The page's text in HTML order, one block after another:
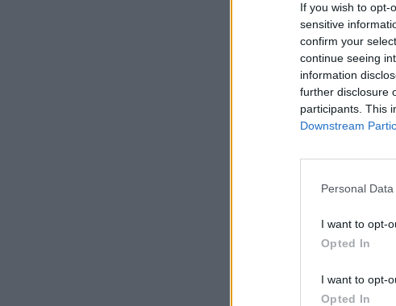
If you wish to opt-
sensitive
confirm your
continue seeing
information
further disclosure
participants. This
Downstream
Personal
I want to opt-
Opted In
I want to opt-
Opted In